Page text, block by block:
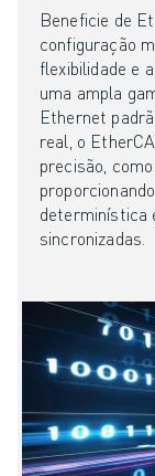
IMPRIMIRBeneficie de
configuração
flexibilidade e
uma ampla
Ethernet
real, o
precisão,
determinística
sincronizadas.